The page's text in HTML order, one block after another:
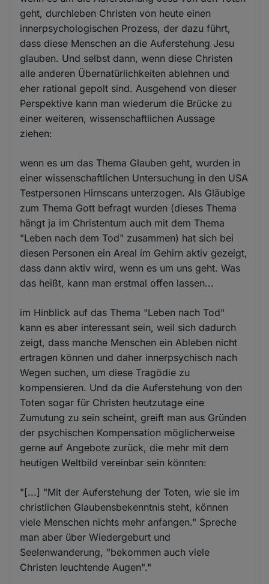
geht, durchleben Christen von heute einen
innerpsychologischen Prozess, der dazu führt,
dass diese Menschen an die Auferstehung Jesu
glauben. Und selbst dann, wenn diese Christen
alle anderen Übernatürlichkeiten ablehnen und
eher rational gepolt sind. Ausgehend von dieser
Perspektive kann man wiederum die Brücke zu
einer weiteren, wissenschaftlichen Aussage
ziehen:
wenn es um das Thema Glauben geht, wurden in
einer wissenschaftlichen Untersuchung in den USA
Testpersonen Hirnscans unterzogen. Als Gläubige
zum Thema Gott befragt wurden (dieses Thema
hängt ja im Christentum auch mit dem Thema
"Leben nach dem Tod" zusammen) hat sich bei
diesen Personen ein Areal im Gehirn aktiv gezeigt,
dass dann aktiv wird, wenn es um uns geht. Was
das heißt, kann man erstmal offen lassen...
im Hinblick auf das Thema "Leben nach Tod"
kann es aber interessant sein, weil sich dadurch
zeigt, dass manche Menschen ein Ableben nicht
ertragen können und daher innerpsychisch nach
Wegen suchen, um diese Tragödie zu
kompensieren. Und da die Auferstehung von den
Toten sogar für Christen heutzutage eine
Zumutung zu sein scheint, greift man aus Gründen
der psychischen Kompensation möglicherweise
gerne auf Angebote zurück, die mehr mit dem
heutigen Weltbild vereinbar sein könnten:
"[...] "Mit der Auferstehung der Toten, wie sie im
christlichen Glaubensbekenntnis steht, können
viele Menschen nichts mehr anfangen." Spreche
man aber über Wiedergeburt und
Seelenwanderung, "bekommen auch viele
Christen leuchtende Augen"."